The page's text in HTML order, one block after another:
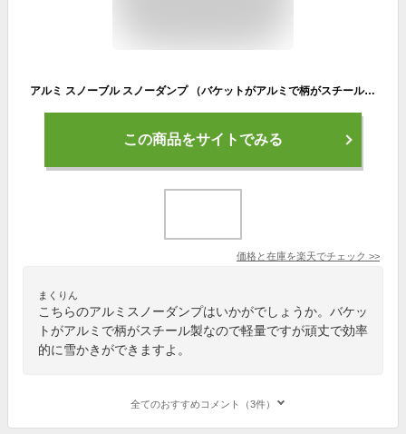
アルミ スノーブル スノーダンプ （バケットがアルミで柄がスチール) 雪かき 道具
この商品をサイトでみる
価格と在庫を楽天でチェック >>
まくりん
こちらのアルミスノーダンプはいかがでしょうか。バケッ
トがアルミで柄がスチール製なので軽量ですが頑丈で効率
的に雪かきができますよ。
全てのおすすめコメント（3件）